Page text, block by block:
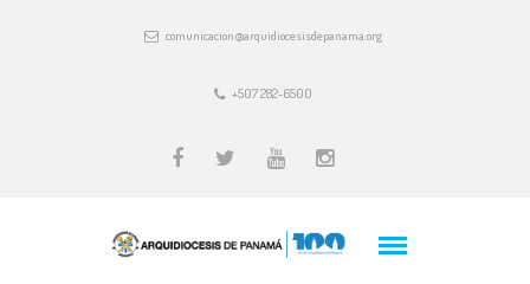
comunicacion@arquidiocesisdepanama.org
+507 282-6500